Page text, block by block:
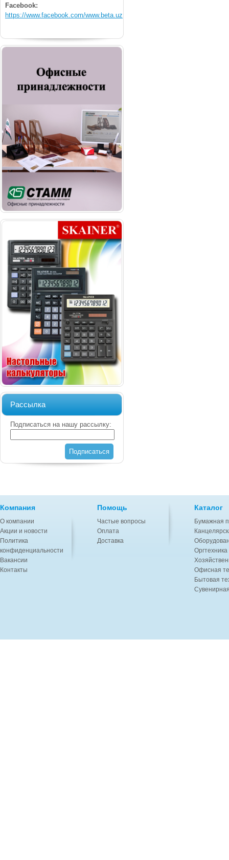
Facebook:
https://www.facebook.com/www.beta.uz
Рассылка
Подписаться на нашу рассылку:
Подписаться
Компания
О компании
Акции и новости
Политика
конфиденциальности
Вакансии
Контакты
Помощь
Частые вопросы
Оплата
Доставка
Каталог
Бумажная
Офисная
Бытовая